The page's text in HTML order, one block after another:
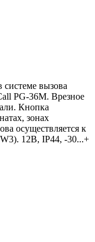
системе вызова
PG-36M. Врезное
Кнопка
зонах
осуществляется к
12В, IP44, -30...+